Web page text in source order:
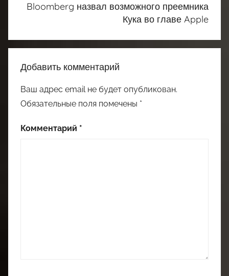
Bloomberg назвал возможного преемника
Кука во главе Apple
Добавить комментарий
Ваш адрес email не будет опубликован.
Обязательные поля помечены *
Комментарий *